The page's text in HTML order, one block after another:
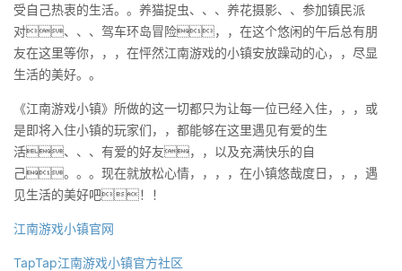
受自己热衷的生活。。养猫捉虫、、、养花摄影、、参加镇民派
对、、、驾车环岛冒险，，在这个悠闲的午后总有朋
友在这里等你，，，在怦然江南游戏的小镇安放躁动的心，，尽显
生活的美好。。
《江南游戏小镇》所做的这一切都只为让每一位已经入住，，，或
是即将入住小镇的玩家们，，都能够在这里遇见有爱的生
活、、、有爱的好友，，以及充满快乐的自
己。。。现在就放松心情，，，，在小镇悠哉度日，，，遇
见生活的美好吧！！
江南游戏小镇官网
TapTap江南游戏小镇官方社区